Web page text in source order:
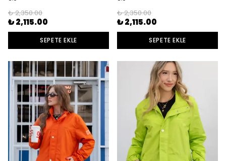
₺ 2,350.00
₺ 2,115.00
SEPETE EKLE
₺ 2,350.00
₺ 2,115.00
SEPETE EKLE